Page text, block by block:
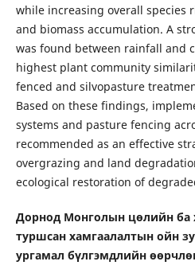
while increasing overall species
and biomass accumulation. A
was found between rainfall and
highest plant community
fenced and silvopasture
Based on these findings,
systems and pasture fencing
recommended as an effective
overgrazing and land
ecological restoration of
Дорнод Монголын цөлийн ба
туршсан хамгаалалтын ойн
ургамал бүлгэмдлийн